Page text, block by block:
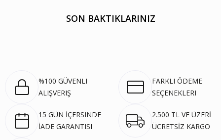
SON BAKTIKLARINIZ
%100 GÜVENLI
ALIŞVERIŞ
FARKLI ÖDEME
SEÇENEKLERI
15 GÜN İÇERSINDE
İADE GARANTISI
2.500 TL VE ÜZERİ
ÜCRETSİZ KARGO